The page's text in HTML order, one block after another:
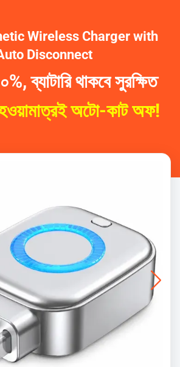
Wireless Charger with
Disconnect
ব্যাটারি থাকবে সুরক্ষিত
হওয়ামাত্রই অটো-কাট অফ!